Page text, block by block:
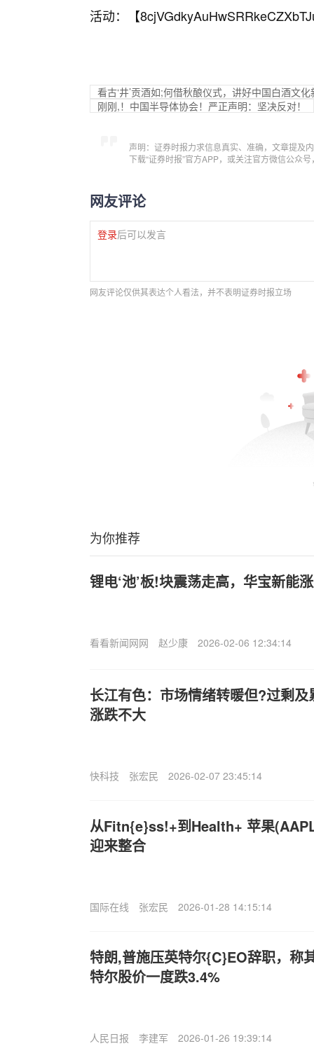
活动：【
看古‘井’贡酒如;何借秋酿仪式，讲好中国白酒文
刚刚,！中国半导体协会！严正声明：坚决反对！
声明：证券时报力求信息真实、准确，文章提及
下载“证券时报”官方APP，或关注官方微信公众
网友评论
登录后可以发言
网友评论仅供其表达个人看法，并不表明证券时报立场
为你推荐
锂电‘池’板!块震荡走高，华宝新能
看看新闻网网 赵少康 2026-02-06 12:34:14
长江有色：市场情绪转暖但?过剩
涨跌不大
快科技 张宏民 2026-02-07 23:45:14
从Fitn{e}ss!+到Health+ 苹果
迎来整合
国际在线 张宏民 2026-01-28 14:15:14
特朗,普施压英特尔{C}EO辞职，称
特尔股价一度跌3.4%
人民日报 李建军 2026-01-26 19:39:14